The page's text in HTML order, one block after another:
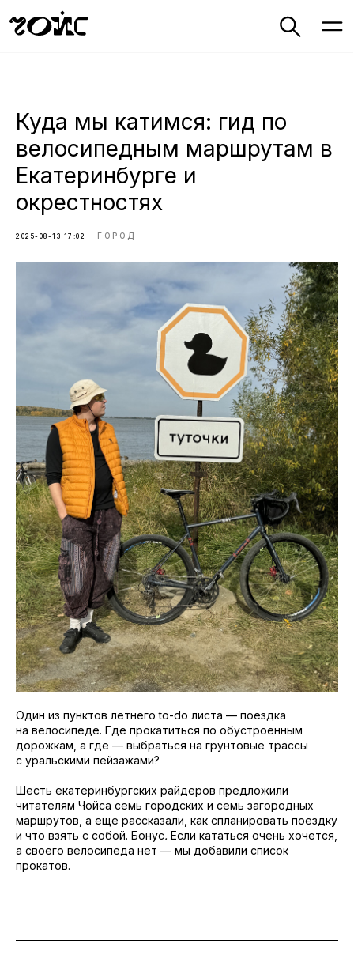
Куда мы катимся: гид по
велосипедным маршрутам в
Екатеринбурге и
окрестностях
2025-08-13 17:02 ГОРОД
Один из пунктов летнего to-do листа — поездка
на велосипеде. Где прокатиться по обустроенным
дорожкам, а где — выбраться на грунтовые трассы
с уральскими пейзажами?
Шесть екатеринбургских райдеров предложили
читателям Чойса семь городских и семь загородных
маршрутов, а еще рассказали, как спланировать поездку
и что взять с собой. Бонус. Если кататься очень хочется,
а своего велосипеда нет — мы добавили список
прокатов.